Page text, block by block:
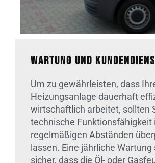
Wartung und
Um zu gewährleisten, dass
Heizungsanlage dauerhaft
wirtschaftlich arbeitet, sollten
technische Funktionsfähigkeit
regelmäßigen Abständen
lassen. Eine jährliche
sicher, dass die Öl- oder